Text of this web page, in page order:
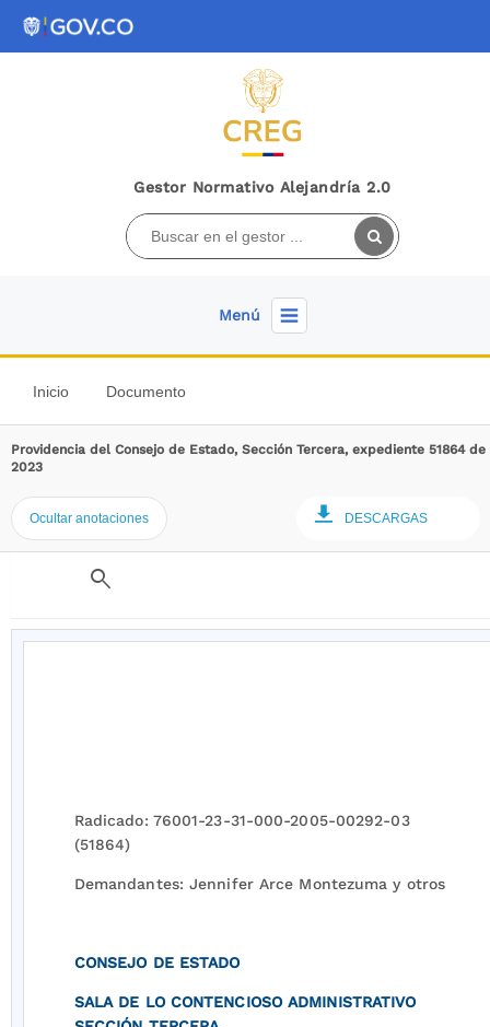
Gestor Normativo Alejandría 2.0
Menú
Inicio Documento
Providencia del Consejo de Estado, Sección Tercera, expediente 51864 de
2023
Ocultar anotaciones DESCARGAS
search
Radicado: 76001-23-31-000-2005-00292-03
(51864)
Demandantes: Jennifer Arce Montezuma y otros
CONSEJO DE ESTADO
SALA DE LO CONTENCIOSO ADMINISTRATIVO